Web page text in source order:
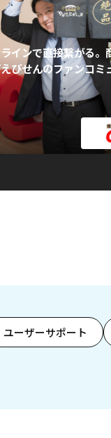
インで直接繋がる。
びせんのファンコミ
ユーザーサポート